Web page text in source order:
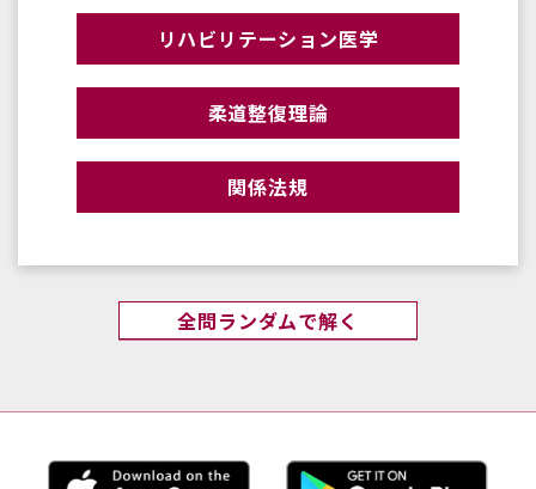
リハビリテーション医学
柔道整復理論
関係法規
全問ランダムで解く